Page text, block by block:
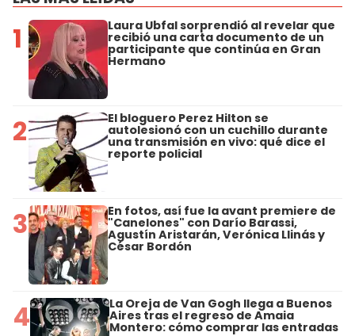
1 Laura Ubfal sorprendió al revelar que
recibió una carta documento de un
participante que continúa en Gran
Hermano
2 El bloguero Perez Hilton se
autolesionó con un cuchillo durante
una transmisión en vivo: qué dice el
reporte policial
3 En fotos, así fue la avant premiere de
"Canelones" con Darío Barassi,
Agustín Aristarán, Verónica Llinás y
César Bordón
4 La Oreja de Van Gogh llega a Buenos
Aires tras el regreso de Amaia
Montero: cómo comprar las entradas